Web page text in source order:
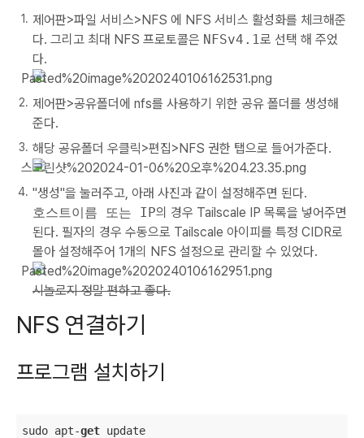
제어판>파일 서비스>NFS 에 NFS 서비스 활성화를 체크해준
다. 그리고 최대 NFS 프로토콜은 NFSv4.1로 선택 해 주었
다.
제어판>공유폴더에 nfs를 사용하기 위한 공유 폴더를 생성해
준다.
해당 공유폴더 우클릭>편집>NFS 권한 탭으로 들어가준다.
"생성"을 눌러주고, 아래 사진과 같이 설정해주면 된다.
호스트이름 또는 IP의 경우 Tailscale IP 목록을 넣어주면
된다. 필자의 경우 수동으로 Tailscale 아이피를 특정 CIDR로
몰아 설정해주어 1개의 NFS 설정으로 관리할 수 있었다.
시놀로지 정말 편하고 좋다.
NFS 연결하기
프로그램 설치하기
sudo apt-get update